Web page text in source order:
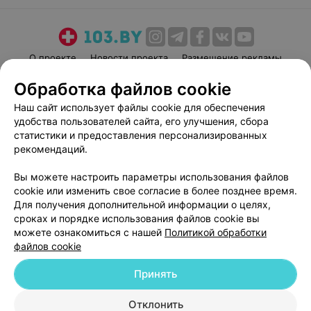
О проекте Новости проекта
Размещение рекламы
Пользовательское соглашение
Способы оплаты
Вакансии
Партнеры
Написать руководителю 103.by
Персональные настройки cookie
Обработка персональных данных
© 2026 ООО «Артокс Лаб», УНП 191700409| 220012, Республика Беларусь,
г. Минск, улица Толбухина, 2, пом. 16 | help@103.by
Обработка файлов cookie
Наш сайт использует файлы cookie для обеспечения
удобства пользователей сайта, его улучшения, сбора
статистики и предоставления персонализированных
рекомендаций.
Вы можете настроить параметры использования файлов
cookie или изменить свое согласие в более позднее время.
Для получения дополнительной информации о целях,
сроках и порядке использования файлов cookie вы
можете ознакомиться с нашей Политикой обработки
файлов cookie
Отклонить
Принять